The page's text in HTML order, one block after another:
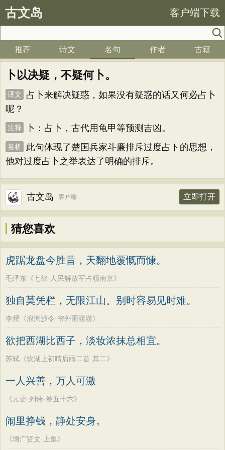
古文岛 客户端下载
推荐 诗文 名句 作者 古籍
卜以决疑，不疑何卜。
译文
占卜来解决疑惑，如果没有疑惑的话又何必占卜
呢？
注释 卜：占卜，古代用龟甲等预测吉凶。
赏析
此句体现了楚国兵家斗廉排斥过度占ト的思想，
他对过度占卜之举表达了明确的排斥。
古文岛 客户端 立即打开
猜您喜欢
虎踞龙盘今胜昔，天翻地覆慨而慷。
毛泽东《七律·人民解放军占领南京》
独自莫凭栏，无限江山。别时容易见时难。
李煜《浪淘沙令·帘外雨潺潺》
欲把西湖比西子，淡妆浓抹总相宜。
苏轼《饮湖上初晴后雨二首·其二》
一人兴善，万人可激
《元史·列传·卷五十六》
闹里挣钱，静处安身。
《增广贤文·上集》